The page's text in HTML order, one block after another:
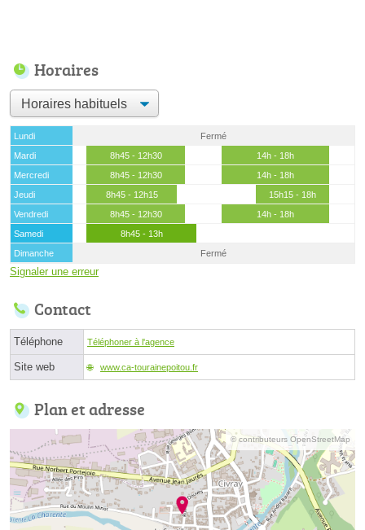
Horaires
Lundi
Fermé
Mardi
8h45 - 12h30
14h - 18h
Mercredi
8h45 - 12h30
14h - 18h
Jeudi
8h45 - 12h15
15h15 - 18h
Vendredi
8h45 - 12h30
14h - 18h
Samedi
8h45 - 13h
Dimanche
Fermé
Signaler une erreur
Contact
Téléphone Téléphoner à l'agence
Site web www.ca-tourainepoitou.fr
Plan et adresse
© contributeurs OpenStreetMap